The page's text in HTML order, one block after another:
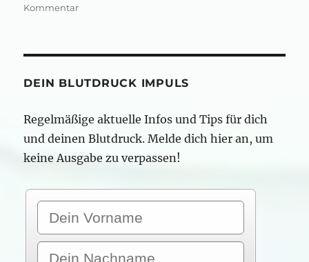
Kommentarzu
wichtig?
DEIN BLUTDRUCK IMPULS
Regelmäßige aktuelle Infos und Tips für dich
und deinen Blutdruck. Melde dich hier an, um
keine Ausgabe zu verpassen!